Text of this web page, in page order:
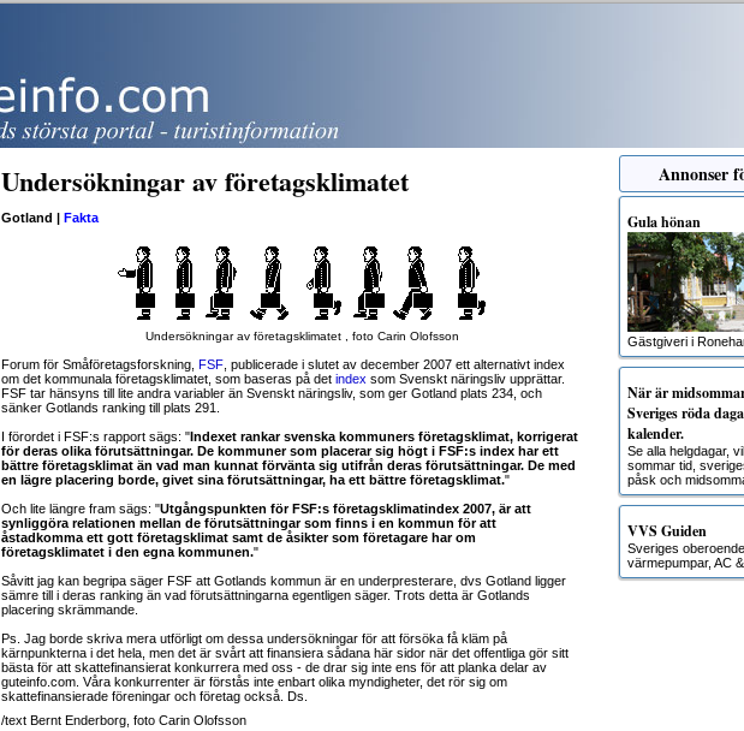
Undersökningar av företagsklimatet
Gotland | Fakta
Undersökningar av företagsklimatet , foto Carin Olofsson
Forum för Småföretagsforskning, FSF , publicerade i slutet av december 2007 ett alternativt index
om det kommunala företagsklimatet, som baseras på det index som Svenskt näringsliv upprättar.
FSF tar hänsyns till lite andra variabler än Svenskt näringsliv, som ger Gotland plats 234, och
sänker Gotlands ranking till plats 291.
I förordet i FSF:s rapport sägs: "Indexet rankar svenska kommuners företagsklimat, korrigerat
för deras olika förutsättningar. De kommuner som placerar sig högt i FSF:s index har ett
bättre företagsklimat än vad man kunnat förvänta sig utifrån deras förutsättningar. De med
en lägre placering borde, givet sina förutsättningar, ha ett bättre företagsklimat."
Och lite längre fram sägs: "Utgångspunkten för FSF:s företagsklimatindex 2007, är att
synliggöra relationen mellan de förutsättningar som finns i en kommun för att
åstadkomma ett gott företagsklimat samt de åsikter som företagare har om
företagsklimatet i den egna kommunen."
Såvitt jag kan begripa säger FSF att Gotlands kommun är en underpresterare, dvs Gotland ligger
sämre till i deras ranking än vad förutsättningarna egentligen säger. Trots detta är Gotlands
placering skrämmande.
Ps. Jag borde skriva mera utförligt om dessa undersökningar för att försöka få kläm på
kärnpunkterna i det hela, men det är svårt att finansiera sådana här sidor när det offentliga gör sitt
bästa för att skattefinansierat konkurrera med oss - de drar sig inte ens för att planka delar av
guteinfo.com. Våra konkurrenter är förstås inte enbart olika myndigheter, det rör sig om
skattefinansierade föreningar och företag också. Ds.
/text Bernt Enderborg, foto Carin Olofsson
Annonser
Gula hönan
Gästgiveri i
När är
Sveriges röda
kalender.
Se alla helgdagar,
sommar tid,
påsk och
VVS Guiden
Sveriges
värmepumpar, AC